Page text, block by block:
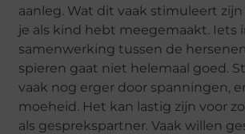
aanleg. Wat dit vaak stimuleert
je als kind hebt meegemaakt. Iets
samenwerking tussen de
spieren gaat niet helemaal goed.
vaak nog erger door spanningen,
moeheid. Het kan lastig zijn voor
als gesprekspartner. Vaak willen